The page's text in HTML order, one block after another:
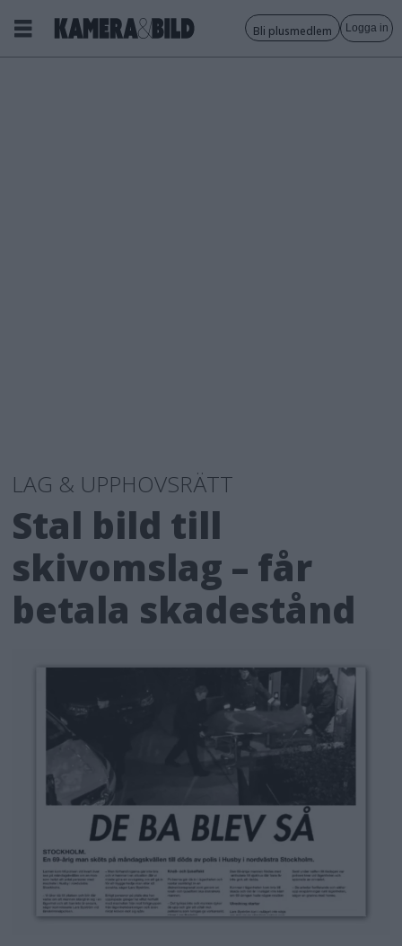
Bli plusmedlem Logga in
LAG & UPPHOVSRÄTT
Stal bild till
skivomslag – får
betala skadestånd